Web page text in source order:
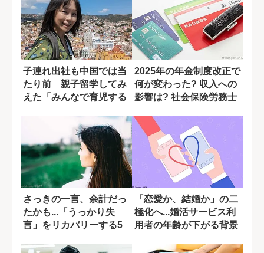
子連れ出社も中国では当
たり前 親子留学してみ
えた「みんなで育児する
2025年の年金制度改正で
何が変わった? 収入への
影響は? 社会保険労務士
さっきの一言、余計だっ
たかも...「うっかり失
言」をリカバリーする5
「恋愛か、結婚か」の二
極化へ...婚活サービス利
用者の年齢が下がる背景